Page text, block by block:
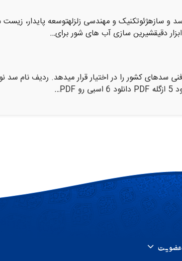
عضویت
و سازهژئوتکنیک و مهندسی زلزلهتوسعه پایدار،
ابزار دقیقشیرین سازی آب های شور برای…